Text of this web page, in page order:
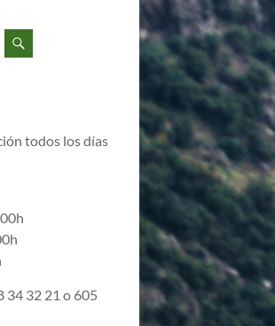
todos los días
34 32 21 o 605